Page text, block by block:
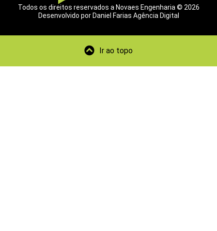
Todos os direitos reservados a Novaes Engenharia © 2026
Desenvolvido por Daniel Farias Agência Digital
Ir ao topo